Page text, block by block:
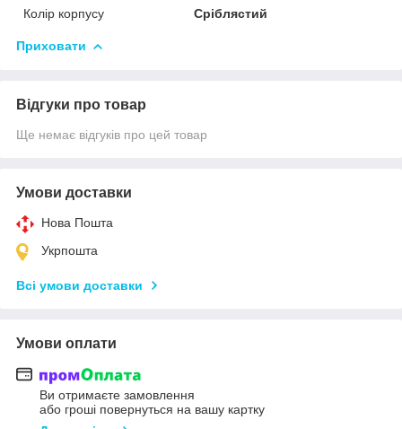
Колір корпусу
Сріблястий
Приховати
Відгуки про товар
Ще немає відгуків про цей товар
Умови доставки
Нова Пошта
Укрпошта
Всі умови доставки
Умови оплати
Ви отримаєте замовлення
або гроші повернуться на вашу картку